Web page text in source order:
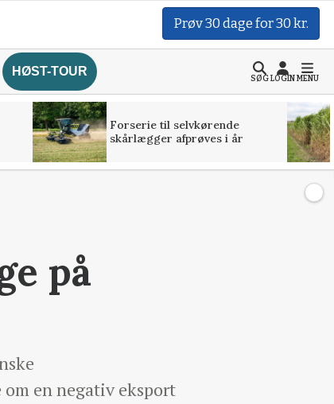
Prøv 30 dage for 30 kr.
HØST-TOUR
SØGLOGINMENU
Forserie til selvkørende
skårlægger afprøves i år
på
en negativ eksport